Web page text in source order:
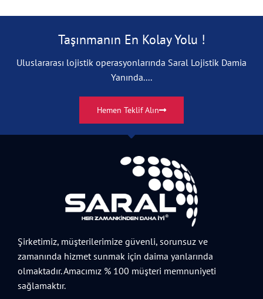
Taşınmanın En Kolay Yolu !
Uluslararası lojistik operasyonlarında Saral Lojistik Damia
Yanında....
Hemen Teklif Alın
Şirketimiz, müşterilerimize güvenli, sorunsuz ve
zamanında hizmet sunmak için daima yanlarında
olmaktadır. Amacımız % 100 müşteri memnuniyeti
sağlamaktır.